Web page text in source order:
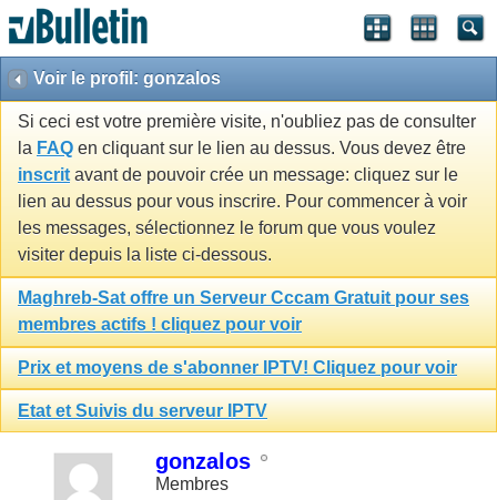
Voir le profil: gonzalos
Si ceci est votre première visite, n'oubliez pas de consulter
la FAQ en cliquant sur le lien au dessus. Vous devez être
inscrit avant de pouvoir crée un message: cliquez sur le
lien au dessus pour vous inscrire. Pour commencer à voir
les messages, sélectionnez le forum que vous voulez
visiter depuis la liste ci-dessous.
Maghreb-Sat offre un Serveur Cccam Gratuit pour ses
membres actifs ! cliquez pour voir
Prix et moyens de s'abonner IPTV! Cliquez pour voir
Etat et Suivis du serveur IPTV
gonzalos
Membres